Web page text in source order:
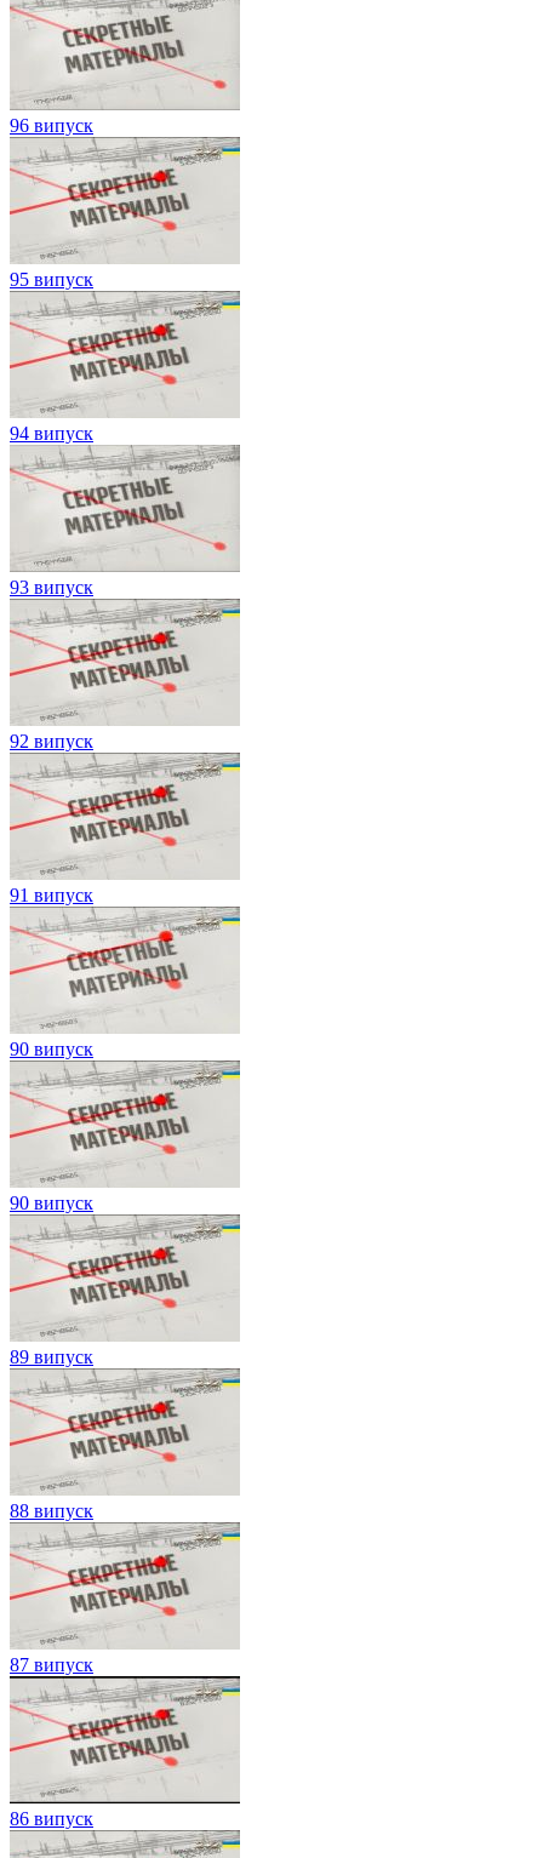
96 випуск
95 випуск
94 випуск
93 випуск
92 випуск
91 випуск
90 випуск
90 випуск
89 випуск
88 випуск
87 випуск
86 випуск